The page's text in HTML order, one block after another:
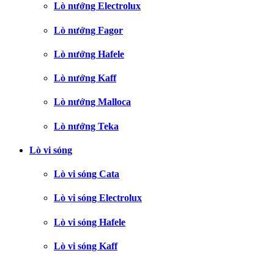
Lò nướng Electrolux
Lò nướng Fagor
Lò nướng Hafele
Lò nướng Kaff
Lò nướng Malloca
Lò nướng Teka
Lò vi sóng
Lò vi sóng Cata
Lò vi sóng Electrolux
Lò vi sóng Hafele
Lò vi sóng Kaff